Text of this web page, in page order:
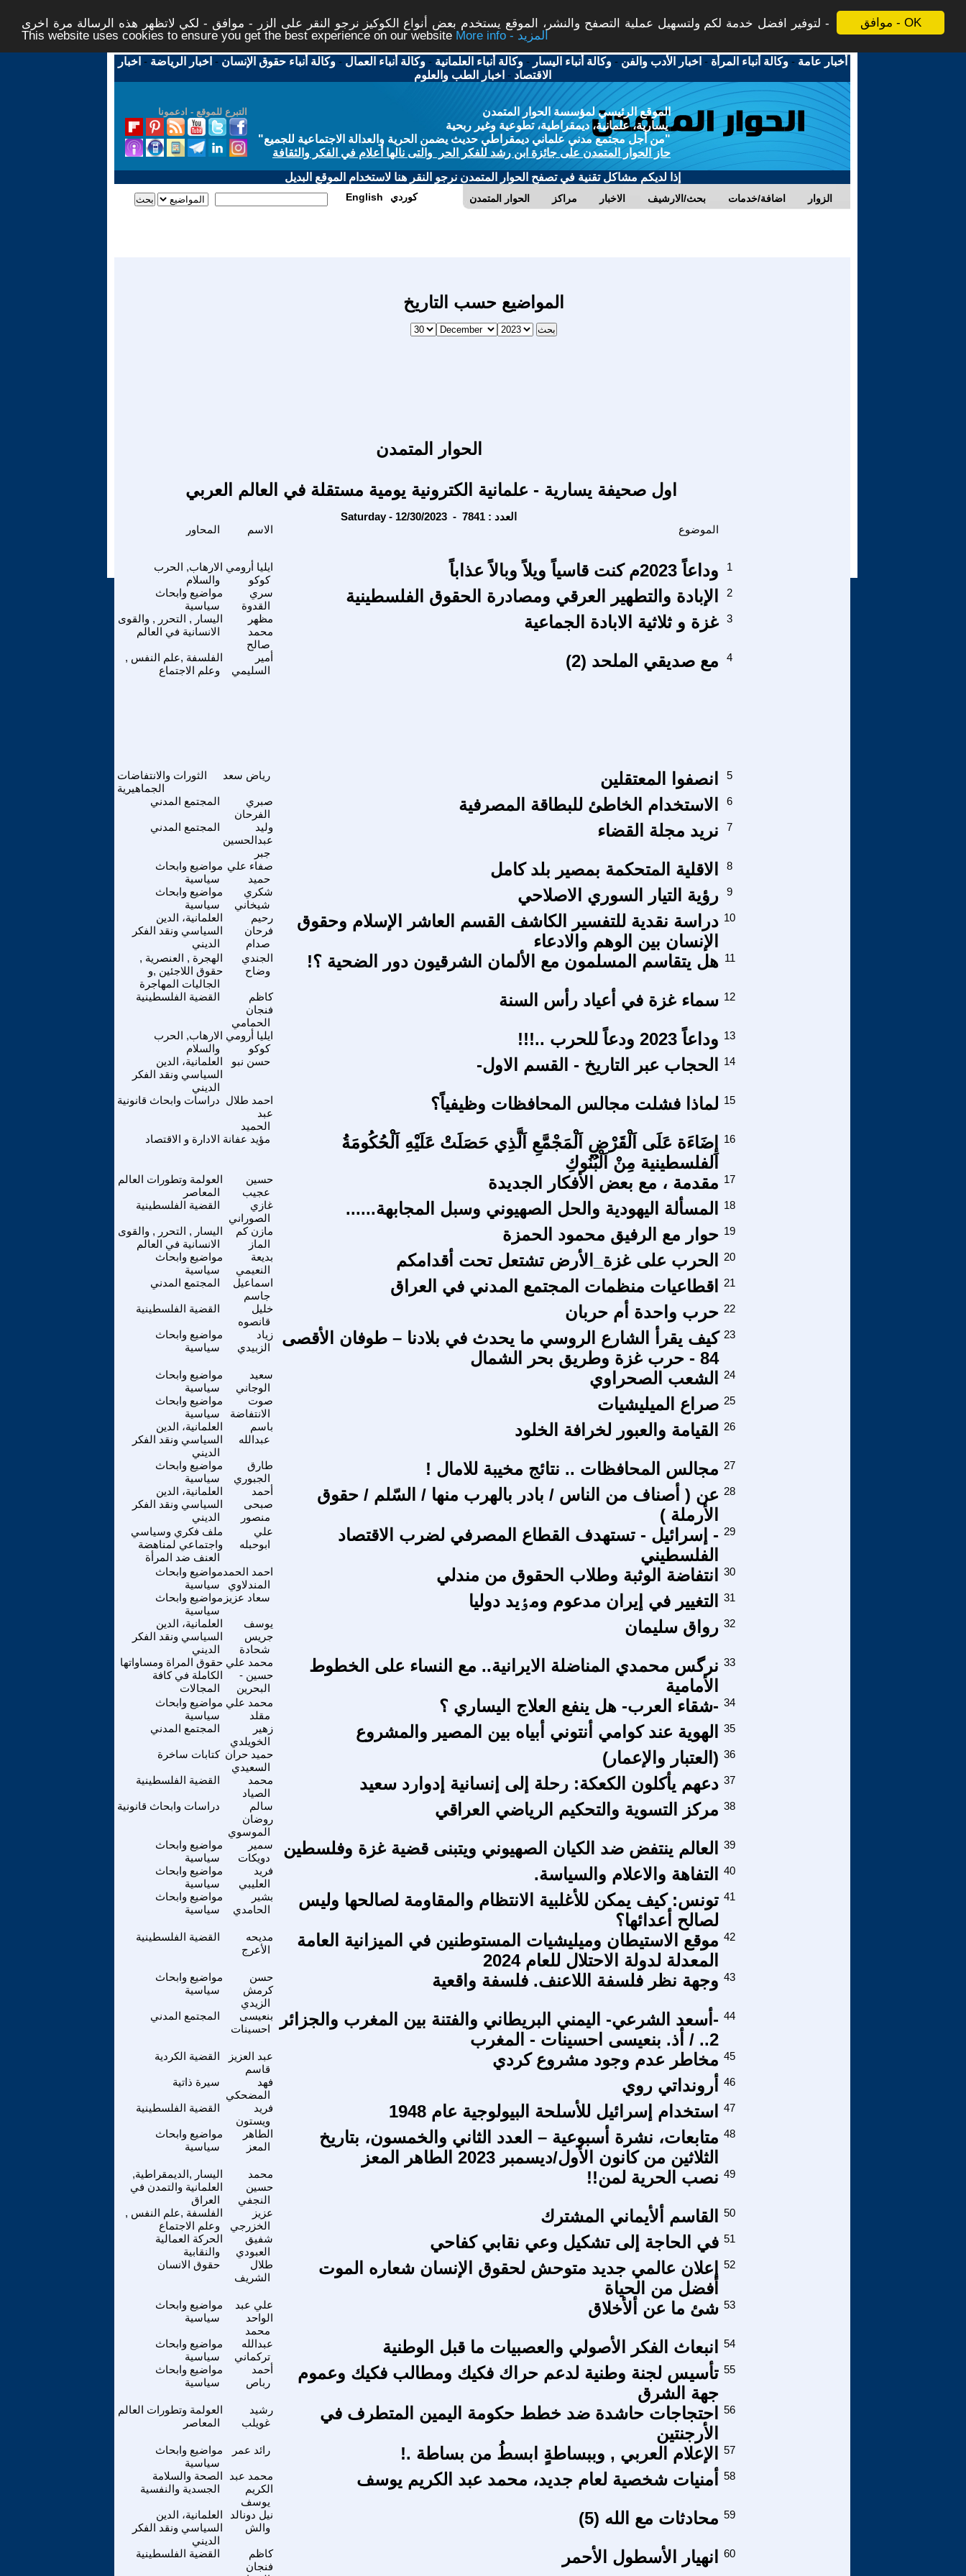
موافق - OK
لتوفير افضل خدمة لكم ولتسهيل عملية التصفح والنشر، الموقع يستخدم بعض أنواع الكوكيز نرجو النقر على الزر - موافق - لكي لاتظهر هذه الرسالة مرة اخرى -
This website uses cookies to ensure you get the best experience on our website
More info - المزيد
أخبار عامة -وكالة أنباء المرأة - اخبار الأدب والفن -وكالة أنباء اليسار -وكالة أنباء العلمانية -وكالة أنباء العمال -وكالة أنباء حقوق الإنسان - اخبار الرياضة - اخبار
الاقتصاد - اخبار الطب والعلوم
التبرع للموقع - ادعمونا
الموقع الرئيسي لمؤسسة الحوار المتمدن
يسارية، علمانية، ديمقراطية، تطوعية وغير ربحية
"من أجل مجتمع مدني علماني ديمقراطي حديث يضمن الحرية والعدالة الاجتماعية للجميع"
حاز الحوار المتمدن على جائزة ابن رشد للفكر الحر والتى نالها أعلام في الفكر والثقافة
إذا لديكم مشاكل تقنية في تصفح الحوار المتمدن نرجو النقر هنا لاستخدام الموقع البديل
الحوار المتمدن مراكز الاخبار بحث/الارشيف اضافة/خدمات الزوار English كوردي
المواضيع حسب التاريخ
الحوار المتمدن
اول صحيفة يسارية - علمانية الكترونية يومية مستقلة في العالم العربي
Saturday - 12/30/2023 - العدد : 7841
الاسم الموضوع
الارهاب, الحرب
والسلام
ايليا أرومي
كوكو
وداعاً 2023م كنت قاسياً ويلاً وبالاً عذاباً 1
مواضيع وابحاث
سياسية
سري
القدوة
الإبادة والتطهير العرقي ومصادرة الحقوق الفلسطينية 2
اليسار , التحرر , والقوى
الانسانية في العالم
مظهر
محمد
صالح
غزة و ثلاثية الابادة الجماعية 3
الفلسفة ,علم النفس ,
وعلم الاجتماع
أمير
السليمي
مع صديقي الملحد (2) 4
الثورات والانتفاضات
الجماهيرية
رياض سعد انصفوا المعتقلين 5
المجتمع المدني
صبري
الفرحان
الاستخدام الخاطئ للبطاقة المصرفية 6
المجتمع المدني
وليد
عبدالحسين
جبر
نريد مجلة القضاء 7
مواضيع وابحاث
سياسية
صفاء علي
حميد
الاقلية المتحكمة بمصير بلد كامل 8
مواضيع وابحاث
سياسية
شكري
شيخاني
رؤية التيار السوري الاصلاحي 9
العلمانية، الدين
السياسي ونقد الفكر
الديني
رحيم
فرحان
صدام
دراسة نقدية للتفسير الكاشف القسم العاشر الإسلام وحقوق
الإنسان بين الوهم والادعاء
10
الهجرة , العنصرية ,
حقوق اللاجئين ,و
الجاليات المهاجرة
الجندي
وضاح
هل يتقاسم المسلمون مع الألمان الشرقيون دور الضحية ؟! 11
القضية الفلسطينية
كاظم
فنجان
الحمامي
سماء غزة في أعياد رأس السنة 12
الارهاب, الحرب
والسلام
ايليا أرومي
كوكو
وداعاً 2023 ودعاً للحرب ..!!! 13
العلمانية، الدين
السياسي ونقد الفكر
الديني
حسن نبو الحجاب عبر التاريخ - القسم الاول- 14
دراسات وابحاث قانونية احمد طلال
عبد
الحميد
لماذا فشلت مجالس المحافظات وظيفياً؟ 15
الادارة و الاقتصاد مؤيد عفانة
إِضَاءَة عَلَى اَلْقَرْضِ اَلْمَجْمَّعِ اَلَّذِي حَصَلَتْ عَلَيْهِ اَلْحُكُومَةُ
الفلسطينية مِنْ اَلْبُنُوكِ
16
العولمة وتطورات العالم
المعاصر
حسين
عجيب
مقدمة ، مع بعض الأفكار الجديدة 17
القضية الفلسطينية
غازي
الصوراني
المسألة اليهودية والحل الصهيوني وسبل المجابهة...... 18
اليسار , التحرر , والقوى
الانسانية في العالم
مازن كم
الماز
حوار مع الرفيق محمود الحمزة 19
مواضيع وابحاث
سياسية
بديعة
النعيمي
الحرب على غزة_الأرض تشتعل تحت أقدامكم 20
المجتمع المدني
اسماعيل
جاسم
اقطاعيات منظمات المجتمع المدني في العراق 21
القضية الفلسطينية
خليل
قانصوه
حرب واحدة أم حربان 22
مواضيع وابحاث
سياسية
زياد
الزبيدي
كيف يقرأ الشارع الروسي ما يحدث في بلادنا – طوفان الأقصى
84 - حرب غزة وطريق بحر الشمال
23
مواضيع وابحاث
سياسية
سعيد
الوجاني
الشعب الصحراوي 24
مواضيع وابحاث
سياسية
صوت
الانتفاضة
صراع الميليشيات 25
العلمانية، الدين
السياسي ونقد الفكر
الديني
باسم
عبدالله
القيامة والعبور لخرافة الخلود 26
مواضيع وابحاث
سياسية
طارق
الجبوري
مجالس المحافظات .. نتائج مخيبة للامال ! 27
العلمانية، الدين
السياسي ونقد الفكر
الديني
أحمد
صبحى
منصور
عن ( أصناف من الناس / بادر بالهرب منها / السّلم / حقوق
الأرملة )
28
ملف فكري وسياسي
واجتماعي لمناهضة
العنف ضد المرأة
علي
ابوحبله
- إسرائيل - تستهدف القطاع المصرفي لضرب الاقتصاد
الفلسطيني
29
مواضيع وابحاث
سياسية
احمد الحمد
المندلاوي
انتفاضة الوثبة وطلاب الحقوق من مندلي 30
مواضيع وابحاث
سياسية
سعاد عزيز التغيير في إيران مدعوم ومٶيد دوليا 31
العلمانية، الدين
السياسي ونقد الفكر
الديني
يوسف
جريس
شحادة
رواق سليمان 32
حقوق المراة ومساواتها
الكاملة في كافة
المجالات
محمد علي
حسين -
البحرين
نرگس محمدي المناضلة الايرانية.. مع النساء على الخطوط
الأمامية
33
مواضيع وابحاث
سياسية
محمد علي
مقلد
-شقاء العرب- هل ينفع العلاج اليساري ؟ 34
المجتمع المدني
زهير
الخويلدي
الهوية عند كوامي أنتوني أبياه بين المصير والمشروع 35
كتابات ساخرة حميد حران
السعيدي
(العتبار والإعمار) 36
القضية الفلسطينية
محمد
الصياد
دعهم يأكلون الكعكة: رحلة إلى إنسانية إدوارد سعيد 37
دراسات وابحاث قانونية
سالم
روضان
الموسوي
مركز التسوية والتحكيم الرياضي العراقي 38
مواضيع وابحاث
سياسية
سمير
دويكات
العالم ينتفض ضد الكيان الصهيوني ويتبنى قضية غزة وفلسطين 39
مواضيع وابحاث
سياسية
فريد
العليبي
التفاهة والاعلام والسياسة. 40
مواضيع وابحاث
سياسية
بشير
الحامدي
تونس: كيف يمكن للأغلبية الانتظام والمقاومة لصالحها وليس
لصالح أعدائها؟
41
القضية الفلسطينية
مديحه
الأعرج
موقع الاستيطان وميليشيات المستوطنين في الميزانية العامة
المعدلة لدولة الاحتلال للعام 2024
42
مواضيع وابحاث
سياسية
حسن
كرمش
الزيدي
وجهة نظر فلسفة اللاعنف. فلسفة واقعية 43
المجتمع المدني
بنعيسى
احسينات
-أسعد الشرعي- اليمني البريطاني والفتنة بين المغرب والجزائر
2.. / أذ. بنعيسى احسينات - المغرب
44
القضية الكردية
عبد العزيز
قاسم
مخاطر عدم وجود مشروع كردي 45
سيرة ذاتية
فهد
المضحكي
أرونداتي روي 46
القضية الفلسطينية
فريد
ويستون
استخدام إسرائيل للأسلحة البيولوجية عام 1948 47
مواضيع وابحاث
سياسية
الطاهر
المعز
متابعات، نشرة أسبوعية – العدد الثاني والخمسون، بتاريخ
الثلاثين من كانون الأول/ديسمبر 2023 الطاهر المعز
48
اليسار ,الديمقراطية,
العلمانية والتمدن في
العراق
محمد
حسين
النجفي
نصب الحرية لمن!! 49
الفلسفة ,علم النفس ,
وعلم الاجتماع
عزيز
الخزرجي
القاسم ألأيماني المشترك 50
الحركة العمالية
والنقابية
شفيق
العبودي
في الحاجة إلى تشكيل وعي نقابي كفاحي 51
حقوق الانسان
طلال
الشريف
إعلان عالمي جديد متوحش لحقوق الإنسان شعاره الموت
أفضل من الحياة
52
مواضيع وابحاث
سياسية
علي عبد
الواحد
محمد
شئ ما عن ألأخلاق 53
مواضيع وابحاث
سياسية
عبدالله
تركماني
انبعاث الفكر الأصولي والعصبيات ما قبل الوطنية 54
مواضيع وابحاث
سياسية
أحمد
رباص
تأسيس لجنة وطنية لدعم حراك فكيك ومطالب فكيك وعموم
جهة الشرق
55
العولمة وتطورات العالم
المعاصر
رشيد
غويلب
احتجاجات حاشدة ضد خطط حكومة اليمين المتطرف في
الأرجنتين
56
مواضيع وابحاث
سياسية
رائد عمر الإعلام العربي , وببساطةٍ ابسطُ من بساطة .! 57
الصحة والسلامة
الجسدية والنفسية
محمد عبد
الكريم
يوسف
أمنيات شخصية لعام جديد، محمد عبد الكريم يوسف 58
العلمانية، الدين
السياسي ونقد الفكر
الديني
نيل دونالد
والش
محادثات مع الله (5) 59
القضية الفلسطينية
كاظم
فنجان
انهيار الأسطول الأحمر 60